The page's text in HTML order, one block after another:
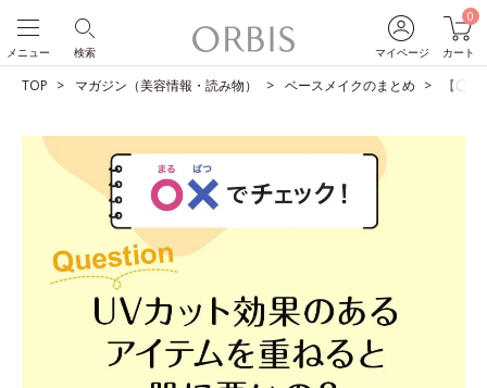
マイページ
0
カート
検索
メニュー
TOP マガジン（美容情報・読み物） ベースメイクのまとめ 【〇×